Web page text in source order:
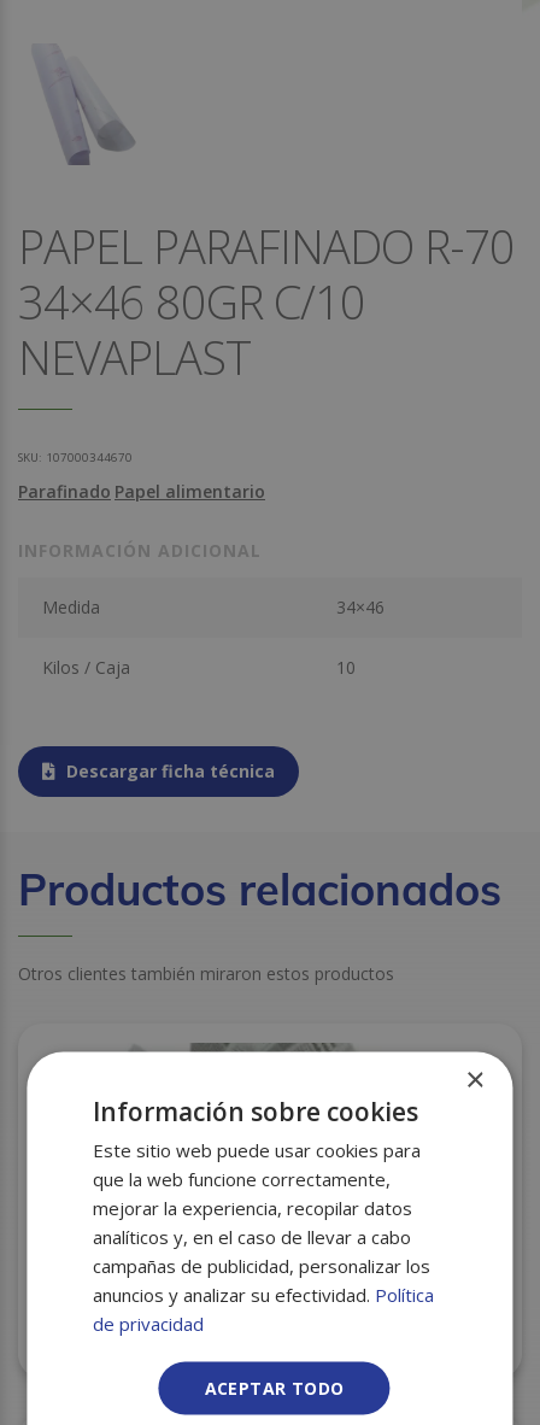
PAPEL PARAFINADO R-70
34×46 80GR C/10
NEVAPLAST
SKU: 107000344670
Parafinado Papel alimentario
INFORMACIÓN ADICIONAL
Medida 34×46
Kilos / Caja 10
Descargar ficha técnica
Productos relacionados
Otros clientes también miraron estos productos
PERGAMINO ANTIGRASA PEQ. PERIODICO 31X28
×
Información sobre cookies
Este sitio web puede usar cookies para
que la web funcione correctamente,
mejorar la experiencia, recopilar datos
analíticos y, en el caso de llevar a cabo
campañas de publicidad, personalizar los
anuncios y analizar su efectividad. Política
de privacidad
ACEPTAR TODO